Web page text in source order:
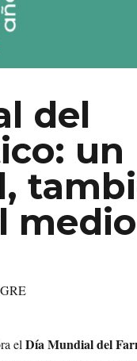
del
un
medio
el Día Mundial del